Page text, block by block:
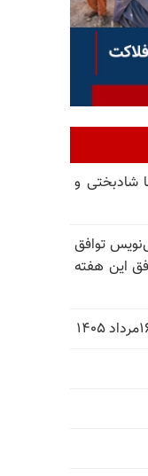
شادبختی و
توافق
این هفته